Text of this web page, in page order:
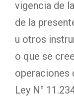
vigencia de
de la
u otros
o que se
operaciones
Ley N°